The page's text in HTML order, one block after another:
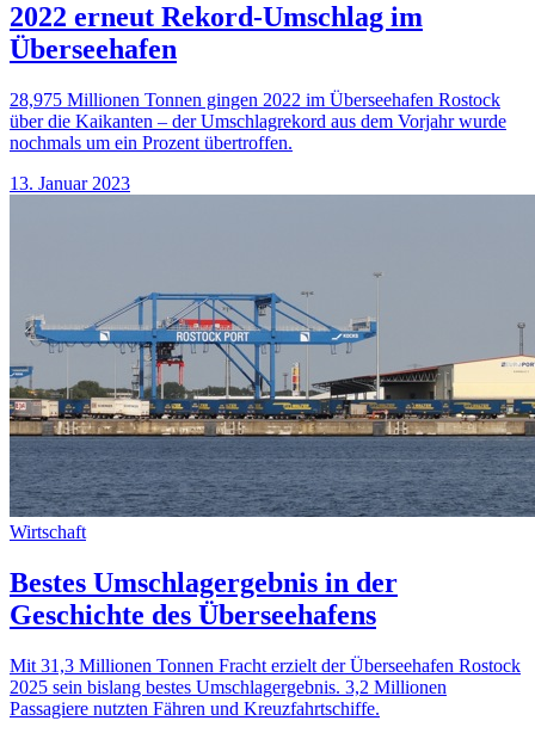
2022 erneut Rekord-Umschlag im
Überseehafen
28,975 Millionen Tonnen gingen 2022 im Überseehafen Rostock
über die Kaikanten – der Umschlagrekord aus dem Vorjahr wurde
nochmals um ein Prozent übertroffen.
13. Januar 2023
Wirtschaft
Bestes Umschlagergebnis in der
Geschichte des Überseehafens
Mit 31,3 Millionen Tonnen Fracht erzielt der Überseehafen Rostock
2025 sein bislang bestes Umschlagergebnis. 3,2 Millionen
Passagiere nutzten Fähren und Kreuzfahrtschiffe.